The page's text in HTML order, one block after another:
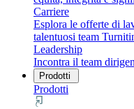
Carriere
Esplora le offerte di
talentuosi team
Leadership
Incontra il team
Prodotti
Prodotti